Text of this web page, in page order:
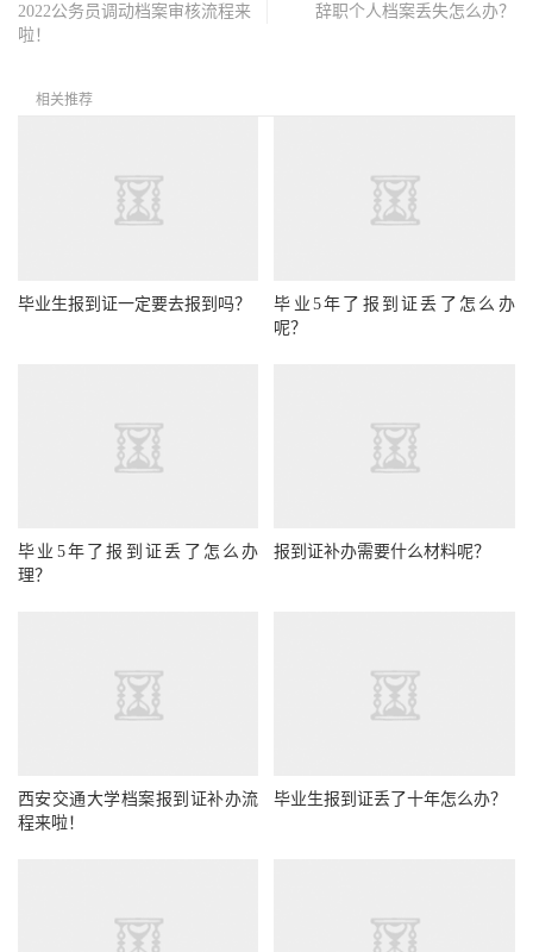
2022公务员调动档案审核流程来
啦！
辞职个人档案丢失怎么办？
相关推荐
毕业生报到证一定要去报到吗？
毕业5年了报到证丢了怎么办
呢？
毕业5年了报到证丢了怎么办
理？
报到证补办需要什么材料呢？
西安交通大学档案报到证补办流
程来啦！
毕业生报到证丢了十年怎么办？